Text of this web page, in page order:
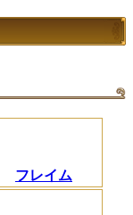
フレイム